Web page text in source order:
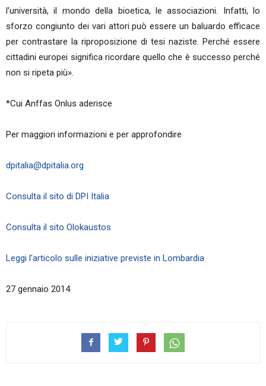
l'università, il mondo della bioetica, le associazioni. Infatti, lo
sforzo congiunto dei vari attori può essere un baluardo efficace
per contrastare la riproposizione di tesi naziste. Perché essere
cittadini europei significa ricordare quello che è successo perché
non si ripeta più».
*Cui Anffas Onlus aderisce
Per maggiori informazioni e per approfondire
dpitalia@dpitalia.org
Consulta il sito di DPI Italia
Consulta il sito Olokaustos
Leggi l'articolo sulle iniziative previste in Lombardia
27 gennaio 2014